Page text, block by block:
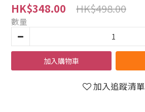
HK$348.00 HK$498.00
數量
加入購物車
加入追蹤清單